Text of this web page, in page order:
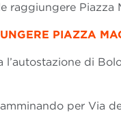
raggiungere
PIAZZA
l’autostazione di
per Via